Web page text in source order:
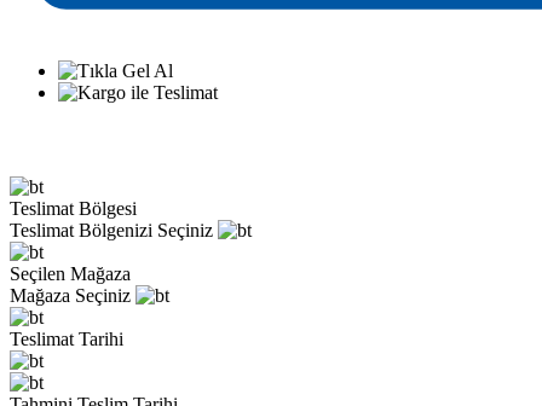
Teslimat Bölgesi
Teslimat Bölgenizi Seçiniz
Seçilen Mağaza
Mağaza Seçiniz
Teslimat Tarihi